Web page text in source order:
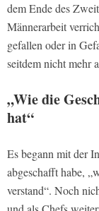
dem Ende des
Männerarbeit
gefallen oder in
seitdem nicht mehr
„Wie die
hat“
Es begann mit der
abgeschafft habe,
verstand“. Noch